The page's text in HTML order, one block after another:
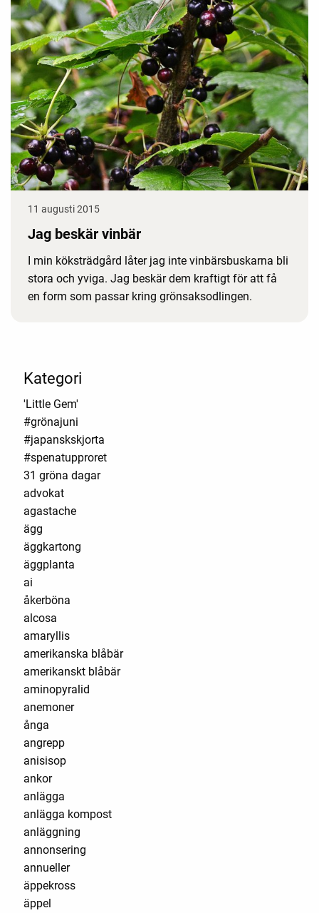
11 augusti 2015
Jag beskär vinbär
I min köksträdgård låter jag inte vinbärsbuskarna bli
stora och yviga. Jag beskär dem kraftigt för att få
en form som passar kring grönsaksodlingen.
Kategori
'Little Gem'
#grönajuni
#japanskskjorta
#spenatupproret
31 gröna dagar
advokat
agastache
ägg
äggkartong
äggplanta
ai
åkerböna
alcosa
amaryllis
amerikanska blåbär
amerikanskt blåbär
aminopyralid
anemoner
ånga
angrepp
anisisop
ankor
anlägga
anlägga kompost
anläggning
annonsering
annueller
äppekross
äppel